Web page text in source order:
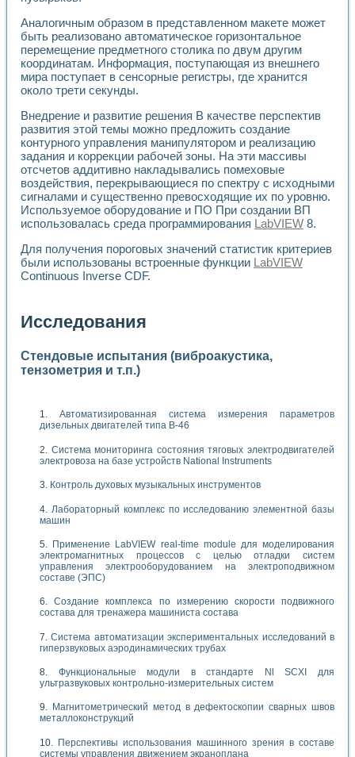
Аналогичным образом в представленном макете может
быть реализовано автоматическое горизонтальное
перемещение предметного столика по двум другим
координатам. Информация, поступающая из внешнего
мира поступает в сенсорные регистры, где хранится
около трети секунды.
Внедрение и развитие решения В качестве перспектив
развития этой темы можно предложить создание
контурного управления манипулятором и реализацию
задания и коррекции рабочей зоны. На эти массивы
отсчетов аддитивно накладывались помеховые
воздействия, перекрывающиеся по спектру с исходными
сигналами и существенно превосходящие их по уровню.
Используемое оборудование и ПО При создании ВП
использовалась среда программирования LabVIEW 8.
Для получения пороговых значений статистик критериев
были использованы встроенные функции LabVIEW
Continuous Inverse CDF.
Исследования
Стендовые испытания (виброакустика,
тензометрия и т.п.)
Автоматизированная система измерения параметров
дизельных двигателей типа В-46
Система мониторинга состояния тяговых электродвигателей
электровоза на базе устройств National Instruments
Контроль духовых музыкальных инструментов
Лабораторный комплекс по исследованию элементной базы
машин
Применение LabVIEW real-time module для моделирования
электромагнитных процессов с целью отладки систем
управления электрооборудованием на электроподвижном
составе (ЭПС)
Создание комплекса по измерению скорости подвижного
состава для тренажера машиниста состава
Система автоматизации экспериментальных исследований в
гиперзвуковых аэродинамических трубах
Функциональные модули в стандарте Nl SCXI для
ультразвуковых контрольно-измерительных систем
Магнитометрический метод в дефектоскопии сварных швов
металлоконструкций
Перспективы использования машинного зрения в составе
системы управления движением экраноплана